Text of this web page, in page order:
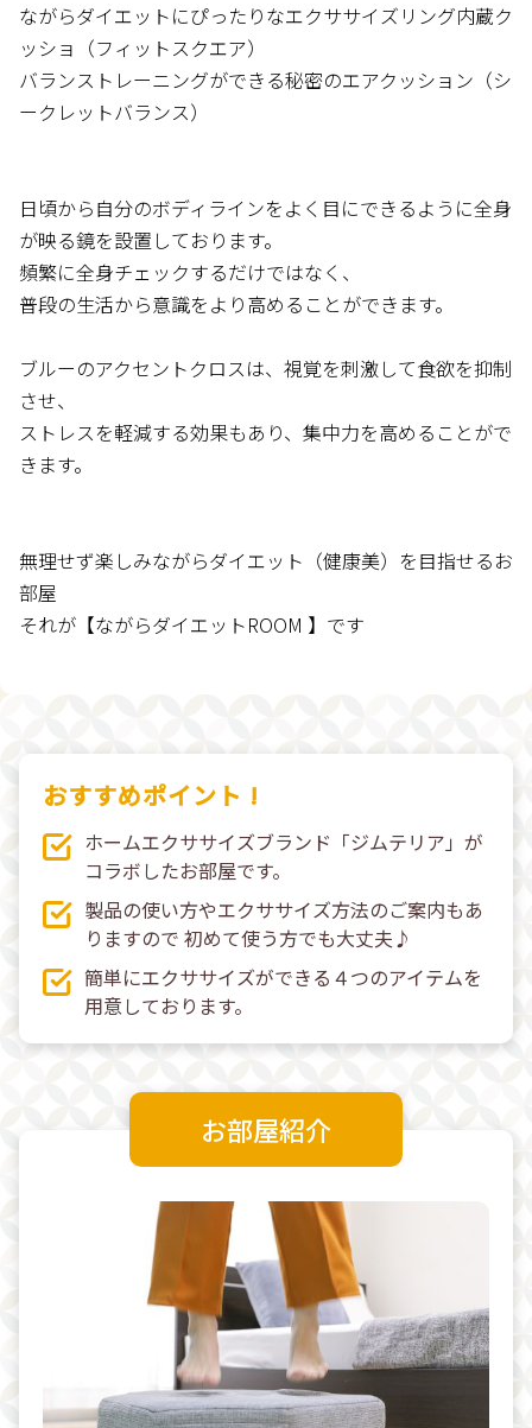
ながらダイエットにぴったりなエクササイズリング内蔵ク
ッショ（フィットスクエア）
バランストレーニングができる秘密のエアクッション（シ
ークレットバランス）
日頃から自分のボディラインをよく目にできるように全身
が映る鏡を設置しております。
頻繁に全身チェックするだけではなく、
普段の生活から意識をより高めることができます。
ブルーのアクセントクロスは、視覚を刺激して食欲を抑制
させ、
ストレスを軽減する効果もあり、集中力を高めることがで
きます。
無理せず楽しみながらダイエット（健康美）を目指せるお
部屋
それが【ながらダイエットROOM 】です
おすすめポイント !
ホームエクササイズブランド「ジムテリア」が
コラボしたお部屋です。
製品の使い方やエクササイズ方法のご案内もあ
りますので 初めて使う方でも大丈夫♪
簡単にエクササイズができる４つのアイテムを
用意しております。
お部屋紹介